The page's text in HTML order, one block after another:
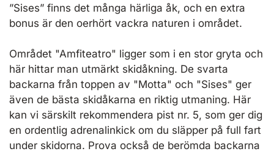
”Sises” finns det många härliga åk, och en extra
bonus är den oerhört vackra naturen i området.
Området "Amfiteatro" ligger som i en stor gryta och
här hittar man utmärkt skidåkning. De svarta
backarna från toppen av "Motta" och "Sises" ger
även de bästa skidåkarna en riktig utmaning. Här
kan vi särskilt rekommendera pist nr. 5, som ger dig
en ordentlig adrenalinkick om du släpper på full fart
under skidorna. Prova också de berömda backarna